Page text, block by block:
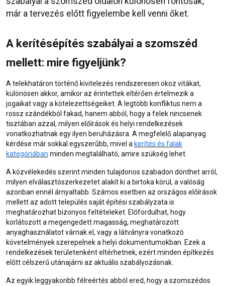
már a tervezés előtt figyelembe kell venni őket.
A kerítésépítés szabályai a szomszéd
mellett: mire figyeljünk?
A telekhatáron történő kivitelezés rendszeresen okoz vitákat,
különösen akkor, amikor az érintettek eltérően értelmezik a
jogaikat vagy a kötelezettségeiket. A legtöbb konfliktus nem a
rossz szándékból fakad, hanem abból, hogy a felek nincsenek
tisztában azzal, milyen előírások és helyi rendelkezések
vonatkozhatnak egy ilyen beruházásra. A megfelelő alapanyag
kérdése már sokkal egyszerűbb, mivel a kerítés és falak
kategóriában minden megtalálható, amire szükség lehet.
A közvélekedés szerint minden tulajdonos szabadon dönthet arról,
milyen elválasztószerkezetet alakít ki a birtoka körül, a valóság
azonban ennél árnyaltabb. Számos esetben az országos előírások
mellett az adott település saját építési szabályzata is
meghatározhat bizonyos feltételeket. Előfordulhat, hogy
korlátozott a megengedett magasság, meghatározott
anyaghasználatot várnak el, vagy a látványra vonatkozó
követelmények szerepelnek a helyi dokumentumokban. Ezek a
rendelkezések területenként eltérhetnek, ezért minden építkezés
előtt célszerű utánajárni az aktuális szabályozásnak.
Az egyik leggyakoribb félreértés abból ered, hogy a szomszédos